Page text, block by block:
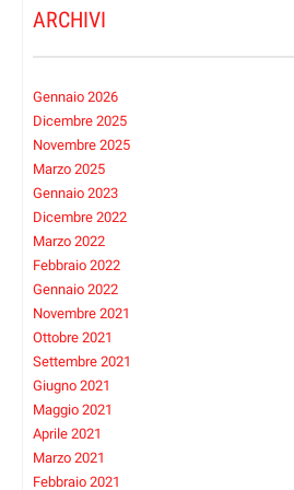
ARCHIVI
Gennaio 2026
Dicembre 2025
Novembre 2025
Marzo 2025
Gennaio 2023
Dicembre 2022
Marzo 2022
Febbraio 2022
Gennaio 2022
Novembre 2021
Ottobre 2021
Settembre 2021
Giugno 2021
Maggio 2021
Aprile 2021
Marzo 2021
Febbraio 2021